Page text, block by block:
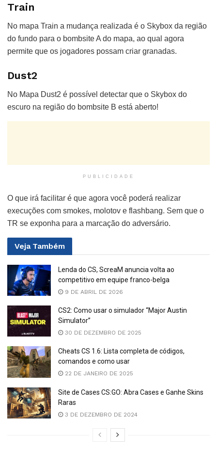
Train
No mapa Train a mudança realizada é o Skybox da região
do fundo para o bombsite A do mapa, ao qual agora
permite que os jogadores possam criar granadas.
Dust2
No Mapa Dust2 é possível detectar que o Skybox do
escuro na região do bombsite B está aberto!
PUBLICIDADE
O que irá facilitar é que agora você poderá realizar
execuções com smokes, molotov e flashbang. Sem que o
TR se exponha para a marcação do adversário.
Veja Também
Lenda do CS, ScreaM anuncia volta ao
competitivo em equipe franco-belga
9 DE ABRIL DE 2026
CS2: Como usar o simulador “Major Austin
Simulator”
30 DE DEZEMBRO DE 2025
Cheats CS 1.6: Lista completa de códigos,
comandos e como usar
22 DE JANEIRO DE 2025
Site de Cases CS:GO: Abra Cases e Ganhe Skins
Raras
3 DE DEZEMBRO DE 2024